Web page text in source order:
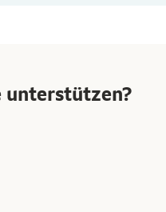
unterstützen?